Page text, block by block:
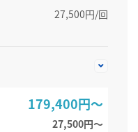
27,500円/回
179,400円～
27,500円〜